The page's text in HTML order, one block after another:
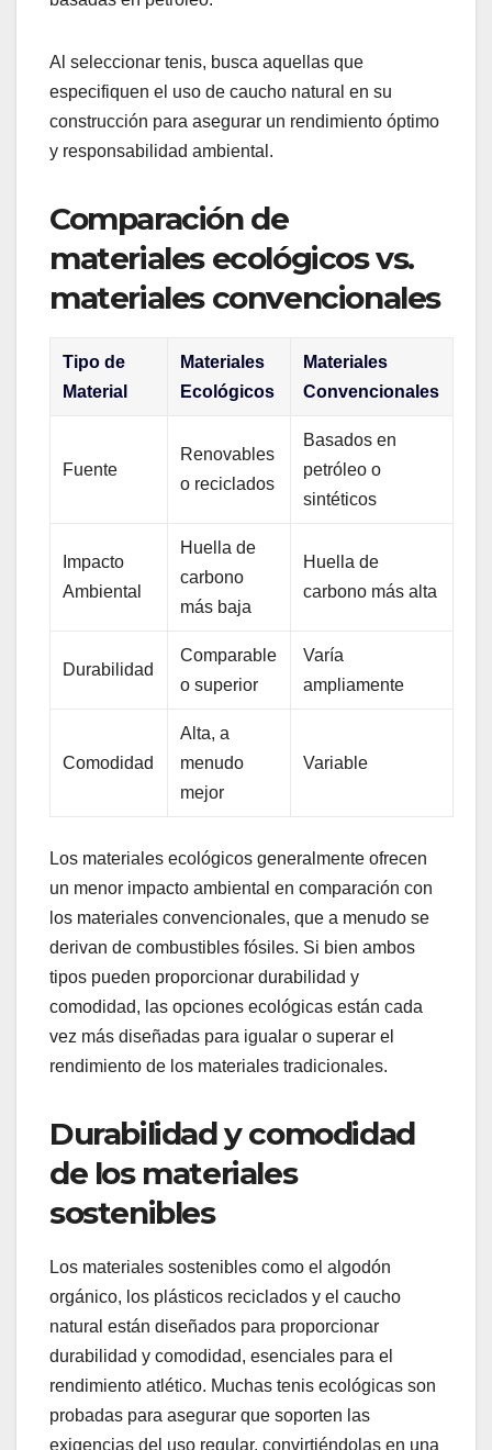
Al seleccionar tenis, busca aquellas que
especifiquen el uso de caucho natural en su
construcción para asegurar un rendimiento óptimo
y responsabilidad ambiental.
Comparación de
materiales ecológicos vs.
materiales convencionales
Tipo de
Material
Materiales
Ecológicos
Materiales
Convencionales
Fuente
Renovables
o reciclados
Basados en
petróleo o
sintéticos
Impacto
Ambiental
Huella de
carbono
más baja
Huella de
carbono más alta
Durabilidad
Comparable
o superior
Varía
ampliamente
Comodidad
Alta, a
menudo
mejor
Variable
Los materiales ecológicos generalmente ofrecen
un menor impacto ambiental en comparación con
los materiales convencionales, que a menudo se
derivan de combustibles fósiles. Si bien ambos
tipos pueden proporcionar durabilidad y
comodidad, las opciones ecológicas están cada
vez más diseñadas para igualar o superar el
rendimiento de los materiales tradicionales.
Durabilidad y comodidad
de los materiales
sostenibles
Los materiales sostenibles como el algodón
orgánico, los plásticos reciclados y el caucho
natural están diseñados para proporcionar
durabilidad y comodidad, esenciales para el
rendimiento atlético. Muchas tenis ecológicas son
probadas para asegurar que soporten las
exigencias del uso regular, convirtiéndolas en una